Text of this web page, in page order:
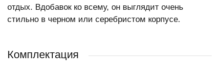
отдых. Вдобавок ко всему, он выглядит очень
стильно в черном или серебристом корпусе.
Комплектация